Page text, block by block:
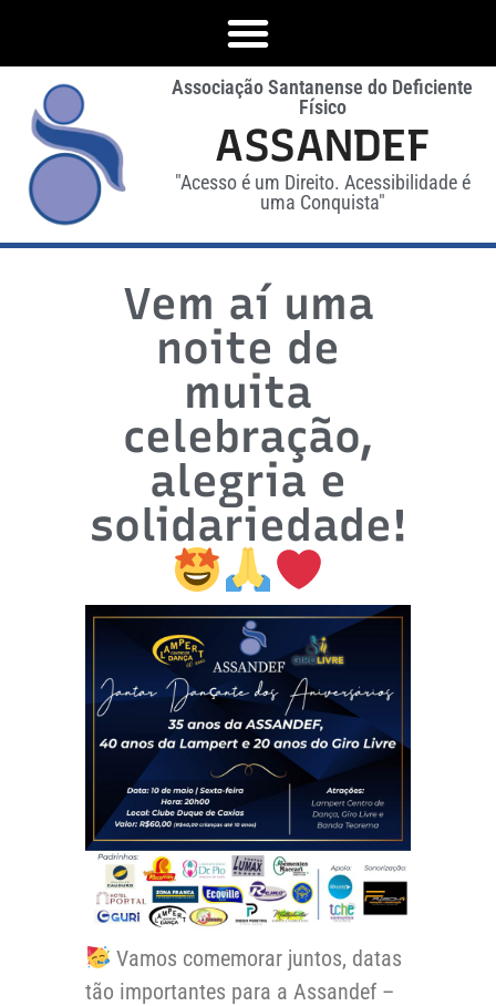
Associação Santanense do Deficiente
Físico
ASSANDEF
"Acesso é um Direito. Acessibilidade é
uma Conquista"
Vem aí uma
noite de
muita
celebração,
alegria e
solidariedade!
Vamos comemorar juntos, datas
tão importantes para a Assandef –